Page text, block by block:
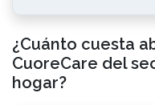
¿Cuánto cuesta
CuoreCare del
hogar?